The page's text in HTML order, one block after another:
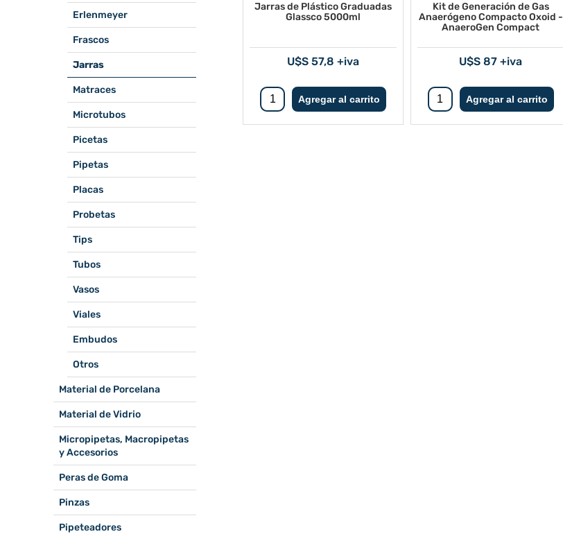
Jarras de Plástico Graduadas
Glassco 5000ml
U$S 57,8 +iva
Kit de Generación de Gas
Anaerógeno Compacto Oxoid -
AnaeroGen Compact
U$S 87 +iva
Erlenmeyer
Frascos
Jarras
Matraces
Microtubos
Picetas
Pipetas
Placas
Probetas
Tips
Tubos
Vasos
Viales
Embudos
Otros
Material de Porcelana
Material de Vidrio
Micropipetas, Macropipetas
y Accesorios
Peras de Goma
Pinzas
Pipeteadores